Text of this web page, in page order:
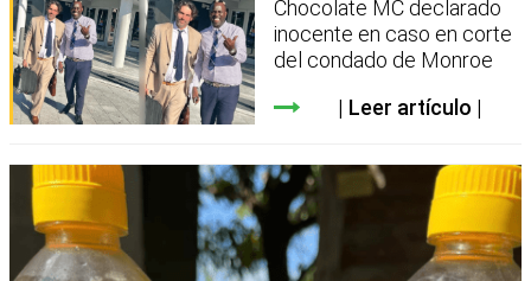
Chocolate MC declarado
inocente en caso en corte
del condado de Monroe
Leer artículo